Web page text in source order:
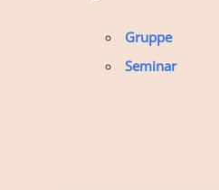
Gruppe
Seminar